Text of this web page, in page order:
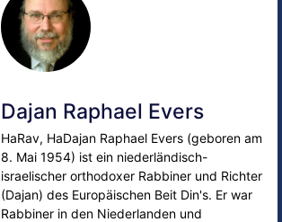
Dajan Raphael Evers
HaRav, HaDajan Raphael Evers (geboren am
8. Mai 1954) ist ein niederländisch-
israelischer orthodoxer Rabbiner und Richter
(Dajan) des Europäischen Beit Din's. Er war
Rabbiner in den Niederlanden und